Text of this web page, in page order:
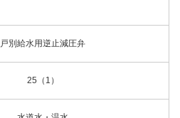
戸別給水用逆止減圧弁
25（1）